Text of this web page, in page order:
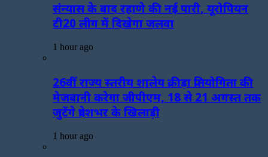
संन्यास के बाद रहाणे की नई पारी, यूरोपियन
टी20 लीग में दिखेगा जलवा
1 hour ago
26वीं राज्य स्तरीय शालेय क्रीड़ा प्रतियोगिता की
मेजबानी करेगा जीपीएम, 18 से 21 अगस्त तक
जुटेंगे प्रदेशभर के खिलाड़ी
1 hour ago